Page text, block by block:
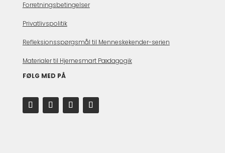
Forretningsbetingelser
Privatlivspolitik
Refleksionsspørgsmål til Menneskekender-serien
Materialer til Hjernesmart Pædagogik
FØLG MED PÅ